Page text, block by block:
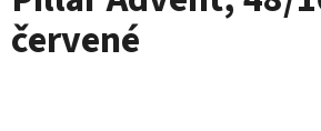
červené